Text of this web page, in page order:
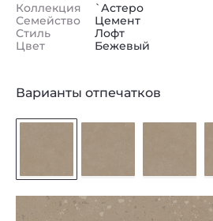
Коллекция
Семейство
Стиль
Цвет
`Астеро
Цемент
Лофт
Бежевый
Варианты отпечатков